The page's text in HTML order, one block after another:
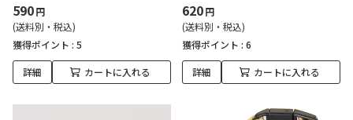
590円
(送料別・税込)
獲得ポイント : 5
詳細 カートに入れる
620円
(送料別・税込)
獲得ポイント : 6
詳細 カートに入れる